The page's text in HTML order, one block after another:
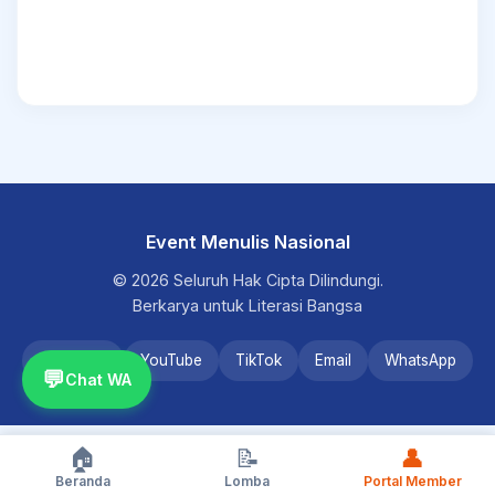
Event Menulis Nasional
© 2026 Seluruh Hak Cipta Dilindungi.
Berkarya untuk Literasi Bangsa
YouTube TikTok Email WhatsApp
💬Chat WA
🏠
Beranda
📝
Lomba
👤
Portal Member